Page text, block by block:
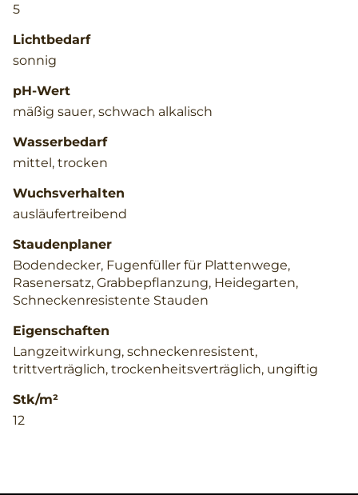
5
Lichtbedarf
sonnig
pH-Wert
mäßig sauer, schwach alkalisch
Wasserbedarf
mittel, trocken
Wuchsverhalten
ausläufertreibend
Staudenplaner
Bodendecker, Fugenfüller für Plattenwege,
Rasenersatz, Grabbepflanzung, Heidegarten,
Schneckenresistente Stauden
Eigenschaften
Langzeitwirkung, schneckenresistent,
trittverträglich, trockenheitsverträglich, ungiftig
Stk/m²
12